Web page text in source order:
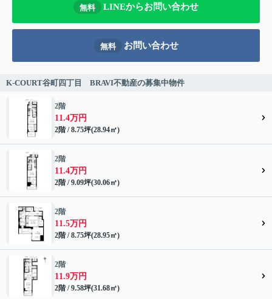
無料 LINEからお問い合わせ
無料 お問い合わせ
K-COURT谷町四丁目 BRAVI不動産の募集中物件
2階
11.4万円
2階 / 8.75坪(28.94㎡)
2階
11.4万円
2階 / 9.09坪(30.06㎡)
2階
11.5万円
2階 / 8.75坪(28.95㎡)
2階
11.9万円
2階 / 9.58坪(31.68㎡)